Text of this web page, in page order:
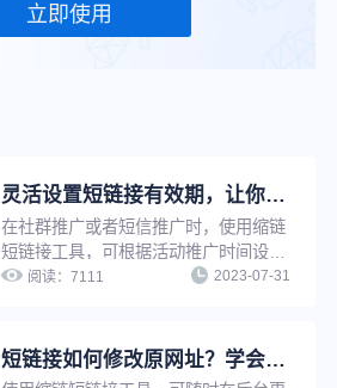
立即使用
灵活设置短链接有效期，让你的推广页面永久可见或到期不可见
在社群推广或者短信推广时，使用缩链
短链接工具，可根据活动推广时间设置
短链接有效期为一段有限时间，以减少
效果。
阅读：7111 2023-07-31
短链接如何修改原网址？学会这招，让推广更轻松